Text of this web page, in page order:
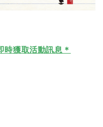
時獲取活動訊息＊